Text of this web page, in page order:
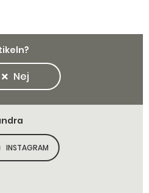
Nej
DELA SIDAN PÅ
INSTAGRAM
LÄNK